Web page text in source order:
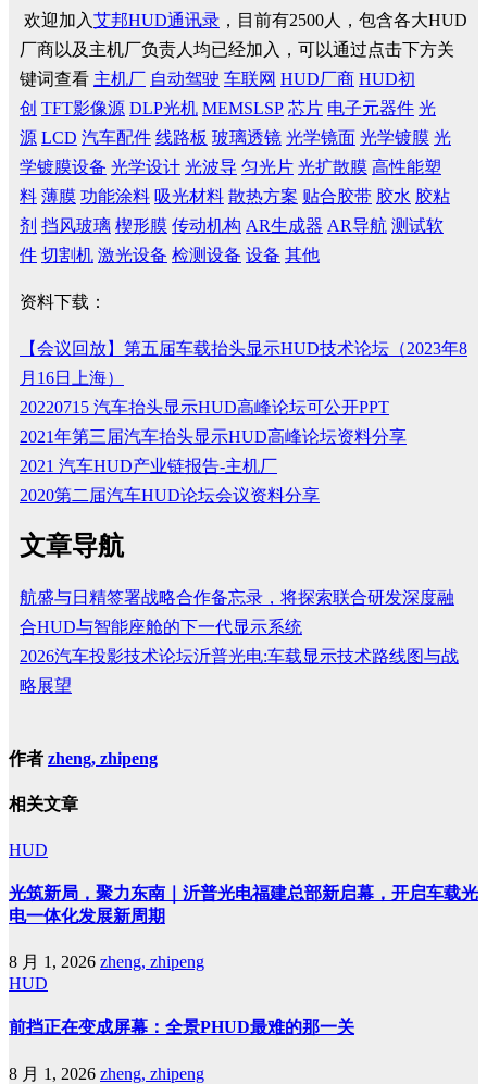
欢迎加入艾邦HUD通讯录 ，目前有2500人，包含各大HUD
厂商以及主机厂负责人均已经加入，可以通过点击下方关
键词查看 主机厂 自动驾驶 车联网 HUD厂商 HUD初
创 TFT影像源 DLP光机 MEMSLSP 芯片 电子元器件 光
源 LCD 汽车配件 线路板 玻璃透镜 光学镜面 光学镀膜 光
学镀膜设备 光学设计 光波导 匀光片 光扩散膜 高性能塑
料 薄膜 功能涂料 吸光材料 散热方案 贴合胶带 胶水 胶粘
剂 挡风玻璃 楔形膜 传动机构 AR生成器 AR导航 测试软
件 切割机 激光设备 检测设备 设备 其他
资料下载：
【会议回放】第五届车载抬头显示HUD技术论坛（2023年8
月16日上海）
20220715 汽车抬头显示HUD高峰论坛可公开PPT
2021年第三届汽车抬头显示HUD高峰论坛资料分享
2021 汽车HUD产业链报告-主机厂
2020第二届汽车HUD论坛会议资料分享
文章导航
航盛与日精签署战略合作备忘录，将探索联合研发深度融
合HUD与智能座舱的下一代显示系统
2026汽车投影技术论坛沂普光电:车载显示技术路线图与战
略展望
作者 zheng, zhipeng
相关文章
HUD
光筑新局，聚力东南｜沂普光电福建总部新启幕，开启车载光
电一体化发展新周期
8 月 1, 2026 zheng, zhipeng
HUD
前挡正在变成屏幕：全景PHUD最难的那一关
8 月 1, 2026 zheng, zhipeng